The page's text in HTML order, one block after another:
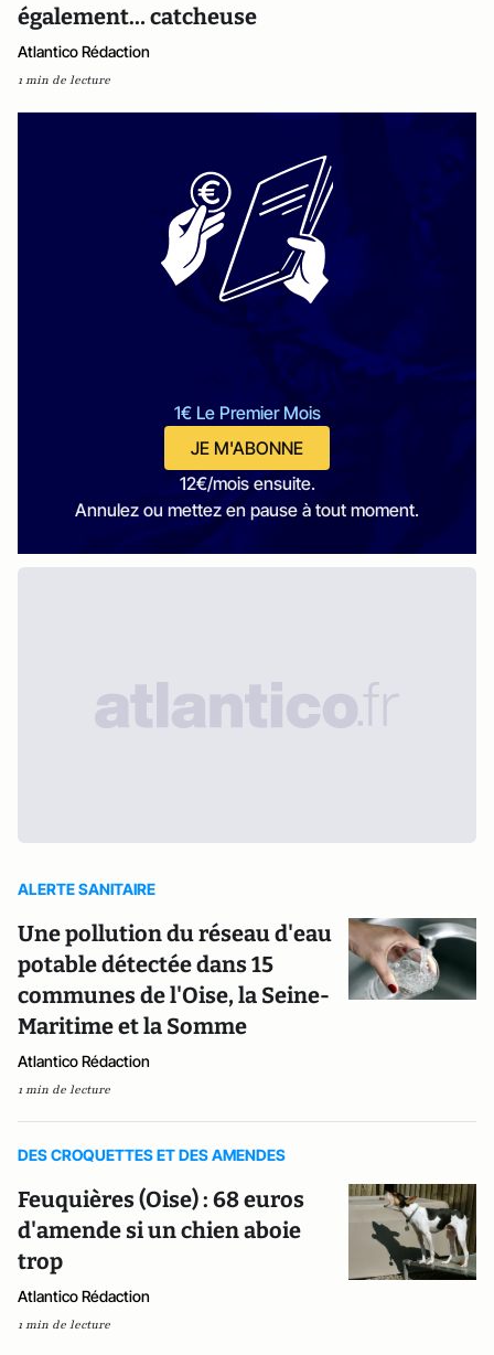
également… catcheuse
Atlantico Rédaction
1 min de lecture
1€ Le Premier Mois
JE M'ABONNE
12€/mois ensuite.
Annulez ou mettez en pause à tout moment.
ALERTE SANITAIRE
Une pollution du réseau d'eau
potable détectée dans 15
communes de l'Oise, la Seine-
Maritime et la Somme
Atlantico Rédaction
1 min de lecture
DES CROQUETTES ET DES AMENDES
Feuquières (Oise) : 68 euros
d'amende si un chien aboie
trop
Atlantico Rédaction
1 min de lecture